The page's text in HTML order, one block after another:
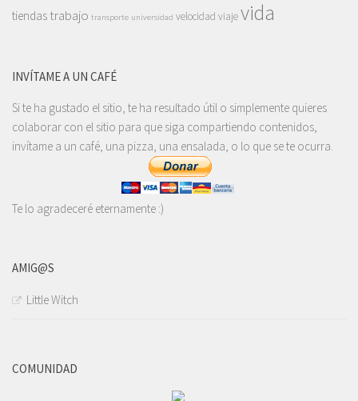
tiendas trabajo transporte universidad velocidad viajevida
INVÍTAME A UN CAFÉ
Si te ha gustado el sitio, te ha resultado útil o simplemente quieres
colaborar con el sitio para que siga compartiendo contenidos,
invítame a un café, una pizza, una ensalada, o lo que se te ocurra.
Te lo agradeceré eternamente :)
AMIG@S
Little Witch
COMUNIDAD